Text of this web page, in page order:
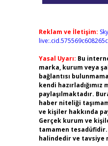
Reklam ve İletişim:
Yasal Uyarı: Bu
marka, kurum veya
bağlantısı
kendi hazırladığımız
paylaşılmaktadır.
haber niteliği
ve kişiler hakkında
Gerçek kurum ve
tamamen
halindedir ve tavsiye